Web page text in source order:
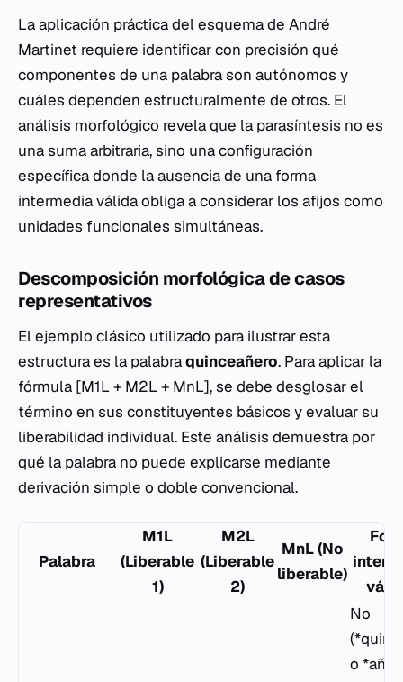
La aplicación práctica del esquema de André
Martinet requiere identificar con precisión qué
componentes de una palabra son autónomos y
cuáles dependen estructuralmente de otros. El
análisis morfológico revela que la parasíntesis no es
una suma arbitraria, sino una configuración
específica donde la ausencia de una forma
intermedia válida obliga a considerar los afijos como
unidades funcionales simultáneas.
Descomposición morfológica de casos
representativos
El ejemplo clásico utilizado para ilustrar esta
estructura es la palabraquinceañero. Para aplicar la
fórmula [M1L + M2L + MnL], se debe desglosar el
término en sus constituyentes básicos y evaluar su
liberabilidad individual. Este análisis demuestra por
qué la palabra no puede explicarse mediante
derivación simple o doble convencional.
Palabra
M1L
(Liberable
1)
M2L
(Liberable
2)
MnL (No
liberable)
No
o